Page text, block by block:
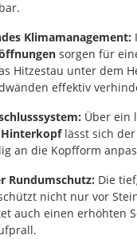
Klimamanagement:
sorgen für
Hitzestau unter dem
effektiv
Über ein
lässt sich
an die Kopfform
Rundumschutz: Die
nicht nur vor
auch einen erhöhten